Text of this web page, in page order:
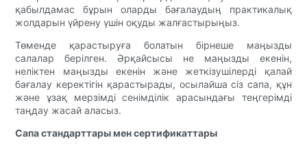
қабылдамас бұрын оларды бағалаудың практикалық
жолдарын үйрену үшін оқуды жалғастырыңыз.
Төменде қарастыруға болатын бірнеше маңызды
салалар берілген. Әрқайсысы не маңызды екенін,
неліктен маңызды екенін және жеткізушілерді қалай
бағалау керектігін қарастырады, осылайша сіз сапа, құн
және ұзақ мерзімді сенімділік арасындағы теңгерімді
таңдау жасай аласыз.
Сапа стандарттары мен сертификаттары